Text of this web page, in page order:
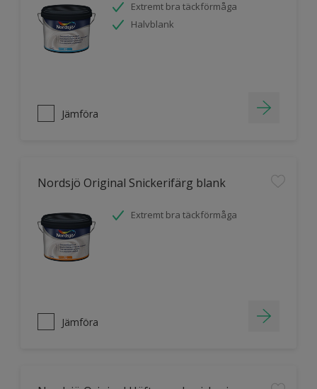
Extremt bra täckförmåga
Halvblank
Jämföra
Nordsjö Original Snickerifärg blank
Extremt bra täckförmåga
Jämföra